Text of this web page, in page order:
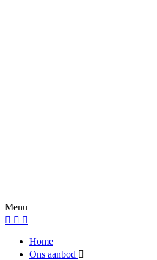
Menu
Home
Ons aanbod